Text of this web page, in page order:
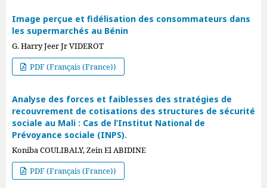
Image perçue et fidélisation des consommateurs dans
les supermarchés au Bénin
G. Harry Jeer Jr VIDEROT
PDF (Français (France))
Analyse des forces et faiblesses des stratégies de
recouvrement de cotisations des structures de sécurité
sociale au Mali : Cas de l’Institut National de
Prévoyance sociale (INPS).
Koniba COULIBALY, Zein El ABIDINE
PDF (Français (France))